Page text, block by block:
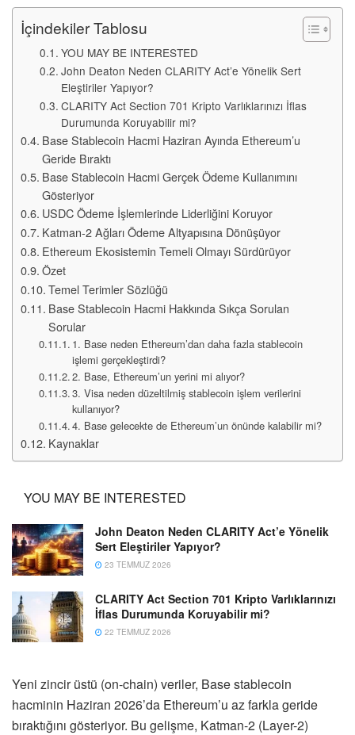
İçindekiler Tablosu
YOU MAY BE INTERESTED
John Deaton Neden CLARITY Act’e Yönelik Sert
Eleştiriler Yapıyor?
CLARITY Act Section 701 Kripto Varlıklarınızı İflas
Durumunda Koruyabilir mi?
Base Stablecoin Hacmi Haziran Ayında Ethereum’u
Geride Bıraktı
Base Stablecoin Hacmi Gerçek Ödeme Kullanımını
Gösteriyor
USDC Ödeme İşlemlerinde Liderliğini Koruyor
Katman-2 Ağları Ödeme Altyapısına Dönüşüyor
Ethereum Ekosistemin Temeli Olmayı Sürdürüyor
Özet
Temel Terimler Sözlüğü
Base Stablecoin Hacmi Hakkında Sıkça Sorulan
Sorular
1. Base neden Ethereum’dan daha fazla stablecoin
işlemi gerçekleştirdi?
2. Base, Ethereum’un yerini mi alıyor?
3. Visa neden düzeltilmiş stablecoin işlem verilerini
kullanıyor?
4. Base gelecekte de Ethereum’un önünde kalabilir mi?
Kaynaklar
YOU MAY BE INTERESTED
John Deaton Neden CLARITY Act’e Yönelik
Sert Eleştiriler Yapıyor?
23 TEMMUZ 2026
CLARITY Act Section 701 Kripto Varlıklarınızı
İflas Durumunda Koruyabilir mi?
22 TEMMUZ 2026
Yeni zincir üstü (on-chain) veriler, Base stablecoin
hacminin Haziran 2026’da Ethereum’u az farkla geride
bıraktığını gösteriyor. Bu gelişme, Katman-2 (Layer-2)